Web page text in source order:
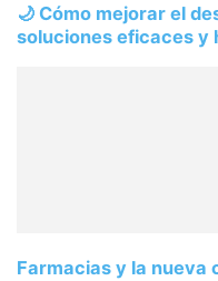
🌙 Cómo mejorar el
soluciones eficaces y
Farmacias y la nueva